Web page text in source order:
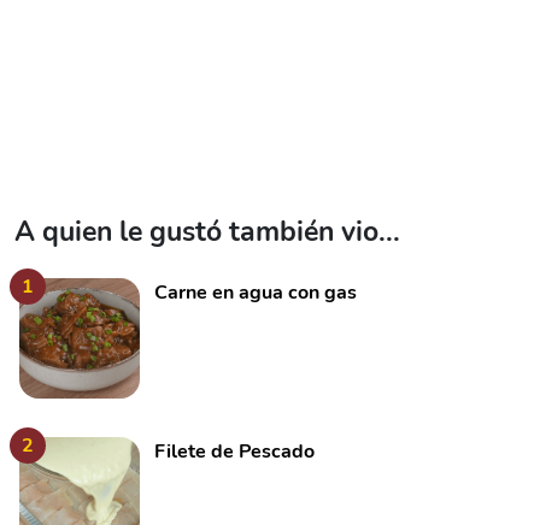
A quien le gustó también vio...
1 Carne en agua con gas
2 Filete de Pescado